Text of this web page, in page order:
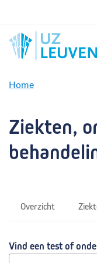
Home
e
k
t
e
n
r
Ziekten,
Overzicht
Vind een test of